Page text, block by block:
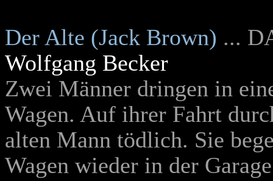
Der Alte (Jack Brown) ...
Wolfgang Becker
Zwei Männer dringen in
Wagen. Auf ihrer Fahrt
alten Mann tödlich. Sie
Wagen wieder in der